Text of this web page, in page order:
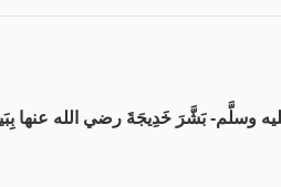
وسلَّم- بَشَّرَ خَدِيجَةَ رضي الله